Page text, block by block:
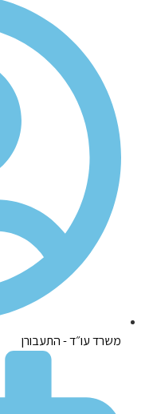
משרד עו״ד - התעבורן